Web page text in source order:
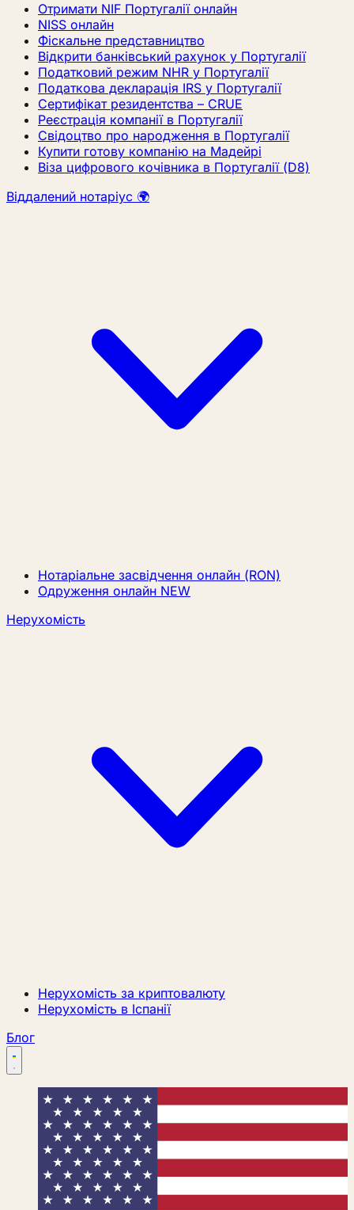
Отримати NIF Португалії онлайн
NISS онлайн
Фіскальне представництво
Відкрити банківський рахунок у Португалії
Податковий режим NHR у Португалії
Податкова декларація IRS у Португалії
Сертифікат резидентства – CRUE
Реєстрація компанії в Португалії
Свідоцтво про народження в Португалії
Купити готову компанію на Мадейрі
Віза цифрового кочівника в Португалії (D8)
Віддалений нотаріус 🌍
Нотаріальне засвідчення онлайн (RON)
Одруження онлайн NEW
Нерухомість
Нерухомість за криптовалюту
Нерухомість в Іспанії
Блог